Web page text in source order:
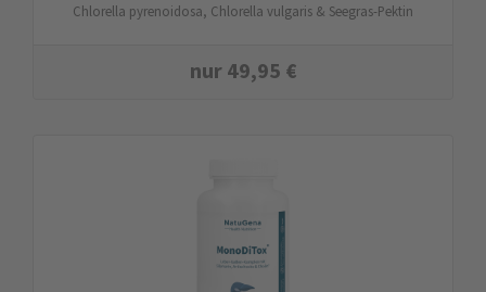
Chlorella pyrenoidosa, Chlorella vulgaris & Seegras-Pektin
nur49,95 €